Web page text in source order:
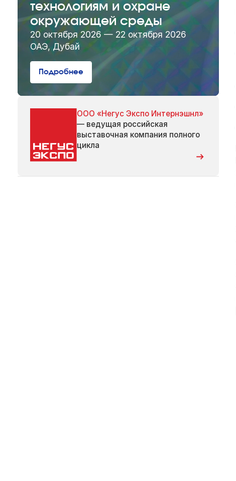
технологиям и охране
окружающей среды
20 октября 2026 — 22 октября 2026
ОАЭ, Дубай
Подробнее
ООО «Негус Экспо Интернэшнл»
— ведущая российская
выставочная компания полного
цикла